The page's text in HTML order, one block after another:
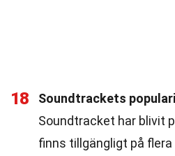
18
Soundtrackets
Soundtracket har blivit
finns tillgängligt på